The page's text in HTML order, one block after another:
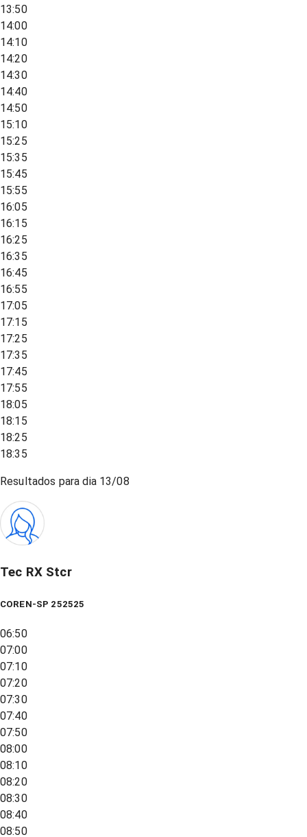
13:50
14:00
14:10
14:20
14:30
14:40
14:50
15:10
15:25
15:35
15:45
15:55
16:05
16:15
16:25
16:35
16:45
16:55
17:05
17:15
17:25
17:35
17:45
17:55
18:05
18:15
18:25
18:35
Resultados para dia 13/08
Tec RX Stcr
COREN-SP 252525
06:50
07:00
07:10
07:20
07:30
07:40
07:50
08:00
08:10
08:20
08:30
08:40
08:50